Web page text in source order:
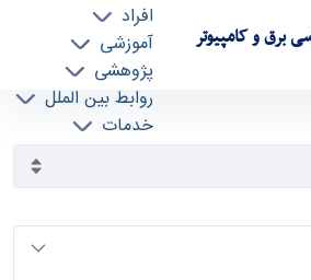
برق و کامپیوتر
افراد
آموزشی
پژوهشی
روابط بین الملل
خدمات
آرشیو اطلاعیه ها - ece- دانشکده مهندسی برق و